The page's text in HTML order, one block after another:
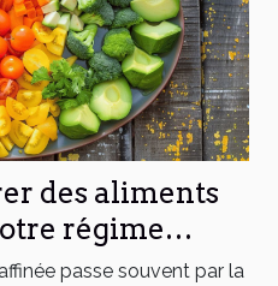
des aliments
régime
passe souvent par la